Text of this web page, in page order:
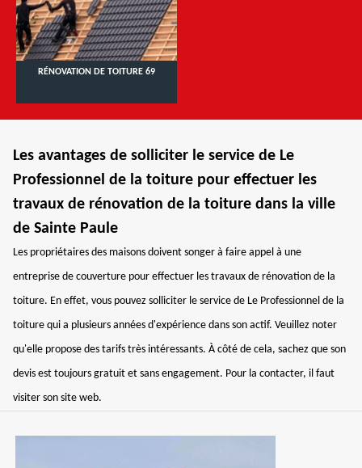
RÉNOVATION DE TOITURE 69
Les avantages de solliciter le service de Le
Professionnel de la toiture pour effectuer les
travaux de rénovation de la toiture dans la ville
de Sainte Paule
Les propriétaires des maisons doivent songer à faire appel à une
entreprise de couverture pour effectuer les travaux de rénovation de la
toiture. En effet, vous pouvez solliciter le service de Le Professionnel de la
toiture qui a plusieurs années d'expérience dans son actif. Veuillez noter
qu'elle propose des tarifs très intéressants. À côté de cela, sachez que son
devis est toujours gratuit et sans engagement. Pour la contacter, il faut
visiter son site web.